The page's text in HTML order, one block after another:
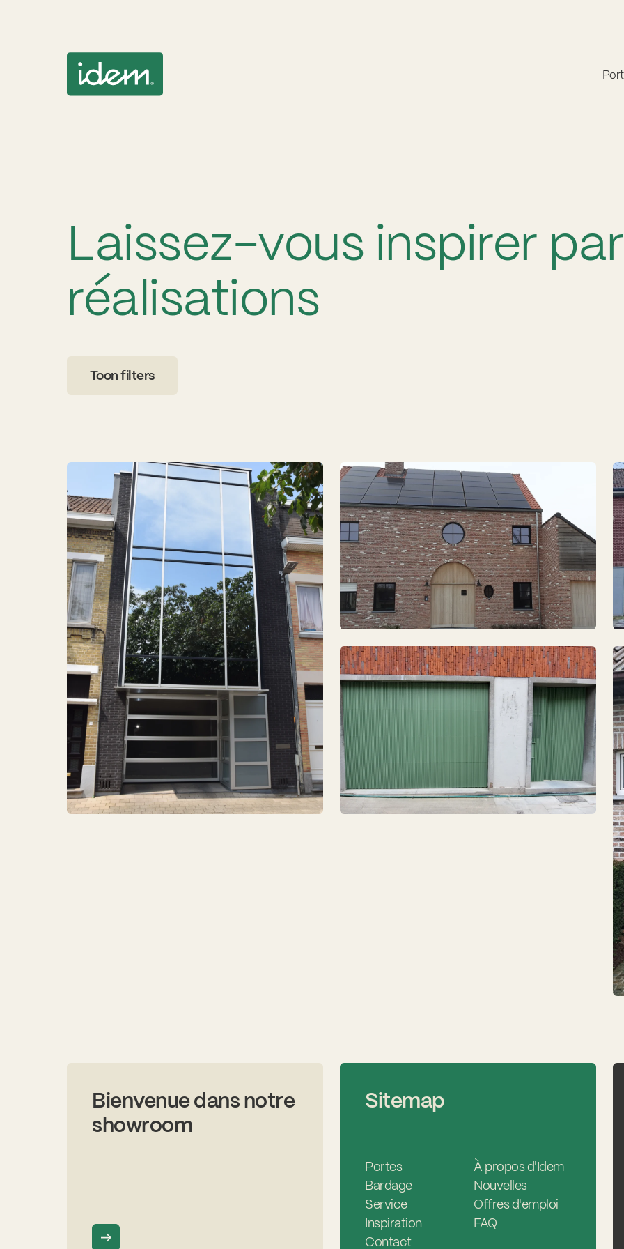
Laissez-vous inspirer
réalisations
Toon filters
Portes revêtues Portes intégrées dans le plan de la façade Portes avec panneaux
Portes avec vitrage
Porte d'entrée Joyaux artisanaux Snelroldeuren
Bois Aluminium Matière synthétique Autre Panneau sandwich Prisme -
Bienvenue dans notre
showroom
Sitemap
Portes
Bardage
Service
Inspiration
Contact
À propos d'Idem
Nouvelles
Offres d'emploi
FAQ